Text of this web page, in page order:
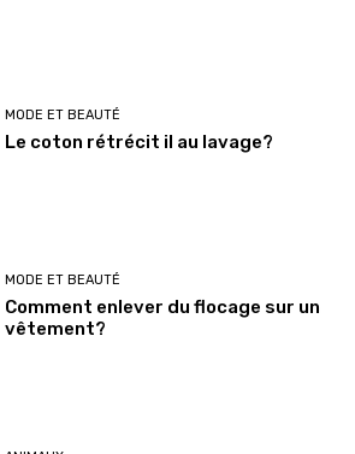
MODE ET BEAUTÉ
Le coton rétrécit il au lavage?
MODE ET BEAUTÉ
Comment enlever du flocage sur un
vêtement?